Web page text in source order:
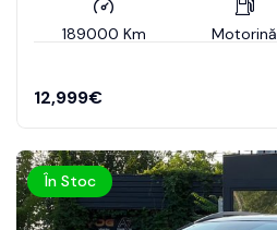
189000 Km Motorină
12,999€
În Stoc